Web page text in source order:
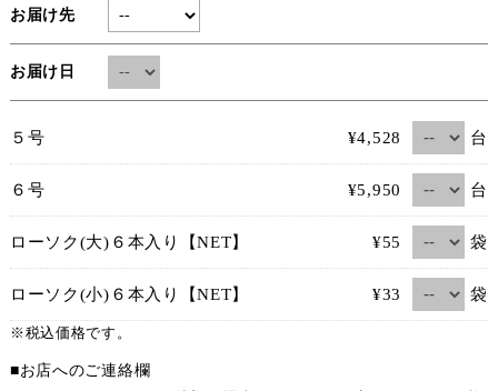
お届け先
お届け日
５号 ¥4,528 台
６号 ¥5,950 台
ローソク(大)６本入り【NET】 ¥55 袋
ローソク(小)６本入り【NET】 ¥33 袋
※税込価格です。
■お店へのご連絡欄